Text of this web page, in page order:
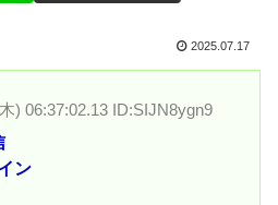
2025.07.17
) 06:37:02.13 ID:SIJN8ygn9
ン